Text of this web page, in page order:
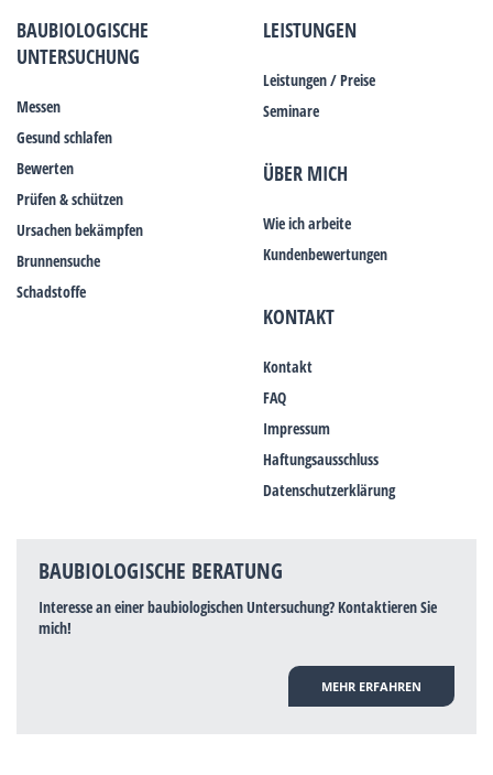
BAUBIOLOGISCHE
UNTERSUCHUNG
Messen
Gesund schlafen
Bewerten
Prüfen & schützen
Ursachen bekämpfen
Brunnensuche
Schadstoffe
LEISTUNGEN
Leistungen / Preise
Seminare
ÜBER MICH
Wie ich arbeite
Kundenbewertungen
KONTAKT
Kontakt
FAQ
Impressum
Haftungsausschluss
Datenschutzerklärung
BAUBIOLOGISCHE BERATUNG
Interesse an einer baubiologischen Untersuchung? Kontaktieren Sie
mich!
MEHR ERFAHREN